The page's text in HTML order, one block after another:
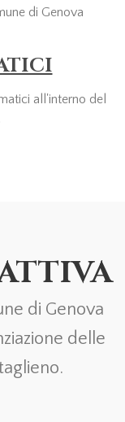
di Genova
all'interno del
di Genova
delle